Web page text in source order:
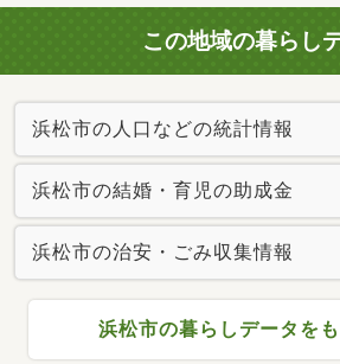
この地域の暮らし
浜松市の人口などの統計情報
浜松市の結婚・育児の助成金
浜松市の治安・ごみ収集情報
浜松市の暮らしデータを